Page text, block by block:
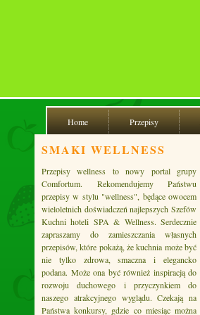
Home Przepisy
SMAKI WELLNESS
Przepisy wellness to nowy portal grupy
Comfortum. Rekomendujemy Państwu
przepisy w stylu "wellness", będące owocem
wieloletnich doświadczeń najlepszych Szefów
Kuchni hoteli SPA & Wellness. Serdecznie
zapraszamy do zamieszczania własnych
przepisów, które pokażą, że kuchnia może być
nie tylko zdrowa, smaczna i elegancko
podana. Może ona być również inspiracją do
rozwoju duchowego i przyczynkiem do
naszego atrakcyjnego wyglądu. Czekają na
Państwa konkursy, gdzie co miesiąc można